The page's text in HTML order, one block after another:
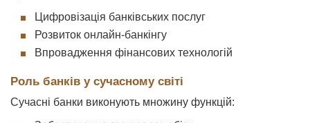
Цифровізація банківських послуг
Розвиток онлайн-банкінгу
Впровадження фінансових технологій
Роль банків у сучасному світі
Сучасні банки виконують множину функцій: